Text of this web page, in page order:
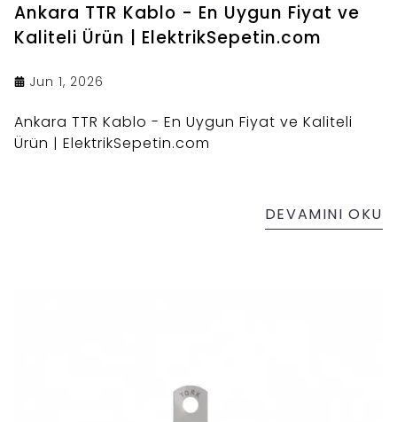
Ankara TTR Kablo - En Uygun Fiyat ve
Kaliteli Ürün | ElektrikSepetin.com
Jun 1, 2026
Ankara TTR Kablo - En Uygun Fiyat ve Kaliteli
Ürün | ElektrikSepetin.com
DEVAMINI OKU